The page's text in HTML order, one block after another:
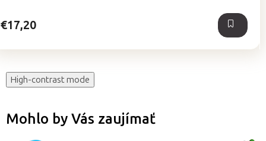
€17,20
High-contrast mode
Mohlo by Vás zaujímať